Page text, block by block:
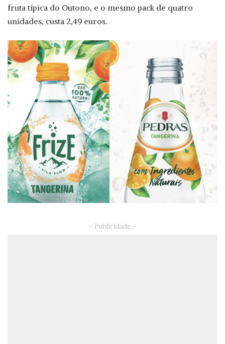
fruta típica do Outono, e o mesmo pack de quatro
unidades, custa 2,49 euros.
– Publicidade –